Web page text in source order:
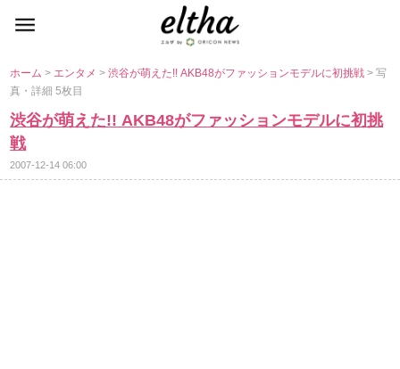
ホーム> エンタメ>渋谷が萌えた!! AKB48がファッションモデルに初挑戦> 写
真・詳細 5枚目
渋谷が萌えた!! AKB48がファッションモデルに初挑
戦
2007-12-14 06:00